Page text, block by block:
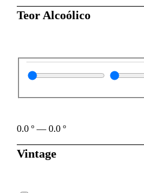
Teor Alcoólico
0.0 º — 0.0 º
Vintage